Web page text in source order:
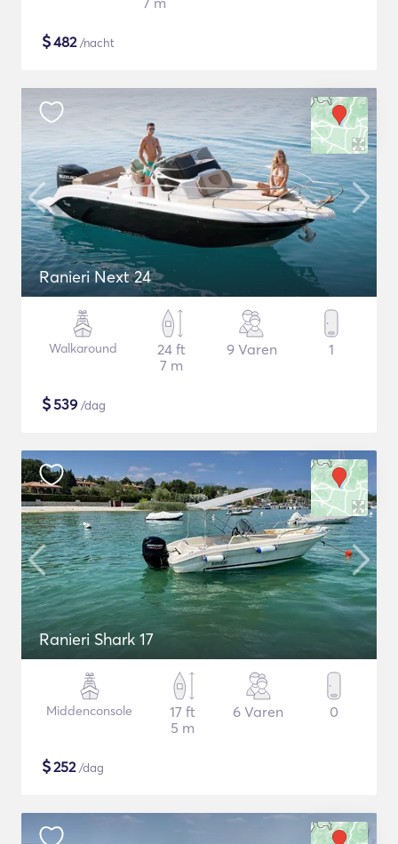
$482/nacht
Ranieri Next 24
Walkaround
24 ft
7 m
9 Varen 1
$539 /dag
Ranieri Shark 17
Middenconsole
17 ft
5 m
6 Varen 0
$252/dag